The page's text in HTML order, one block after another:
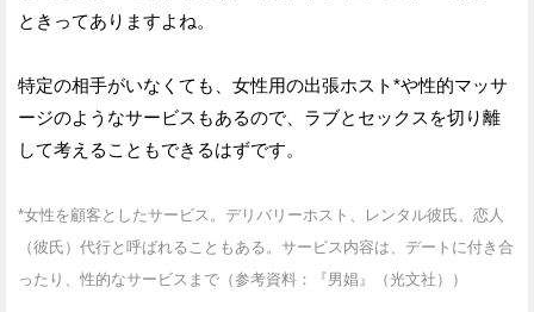
す
ときってありますよね。
特定の相手がいなくても、女性用の出張ホスト*や性的マッサ
ージのようなサービスもあるので、ラブとセックスを切り離
して考えることもできるはずです。
*女性を顧客としたサービス。デリバリーホスト、レンタル彼氏、恋人
（彼氏）代行と呼ばれることもある。サービス内容は、デートに付き合
ったり、性的なサービスまで（参考資料：『男娼』（光文社））